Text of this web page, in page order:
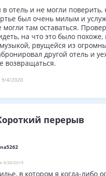
отель и не могли поверить,
был очень милым и
могли там оставаться.
на что это было похоже,
музыкой, рвущейся из
другой отель и
возвращаться.
9/4/2020
перерыв
9/30/2019
в котором я когда-либо